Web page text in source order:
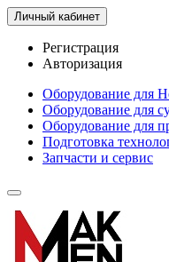
Личный кабинет
Регистрация
Авторизация
Оборудование для
Оборудование для
Оборудование для
Подготовка
Запчасти и сервис